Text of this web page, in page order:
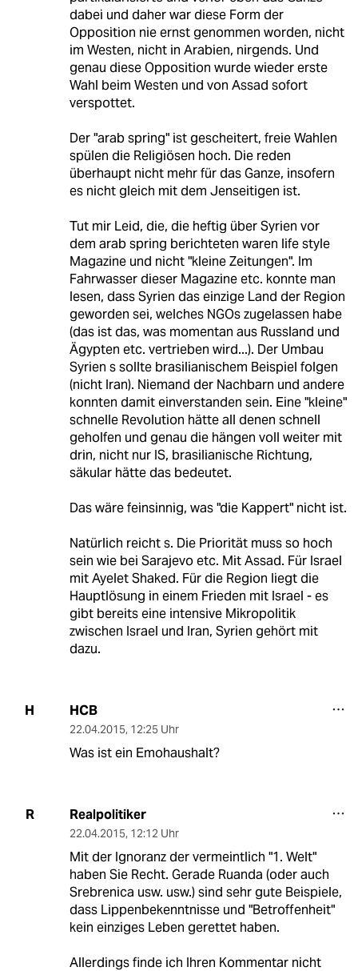
dabei und daher war diese Form der
Opposition nie ernst genommen worden, nicht
im Westen, nicht in Arabien, nirgends. Und
genau diese Opposition wurde wieder erste
Wahl beim Westen und von Assad sofort
verspottet.
Der "arab spring" ist gescheitert, freie Wahlen
spülen die Religiösen hoch. Die reden
überhaupt nicht mehr für das Ganze, insofern
es nicht gleich mit dem Jenseitigen ist.
Tut mir Leid, die, die heftig über Syrien vor
dem arab spring berichteten waren life style
Magazine und nicht "kleine Zeitungen". Im
Fahrwasser dieser Magazine etc. konnte man
lesen, dass Syrien das einzige Land der Region
geworden sei, welches NGOs zugelassen habe
(das ist das, was momentan aus Russland und
Ägypten etc. vertrieben wird...). Der Umbau
Syrien s sollte brasilianischem Beispiel folgen
(nicht Iran). Niemand der Nachbarn und andere
konnten damit einverstanden sein. Eine "kleine"
schnelle Revolution hätte all denen schnell
geholfen und genau die hängen voll weiter mit
drin, nicht nur IS, brasilianische Richtung,
säkular hätte das bedeutet.
Das wäre feinsinnig, was "die Kappert" nicht ist.
Natürlich reicht s. Die Priorität muss so hoch
sein wie bei Sarajevo etc. Mit Assad. Für Israel
mit Ayelet Shaked. Für die Region liegt die
Hauptlösung in einem Frieden mit Israel - es
gibt bereits eine intensive Mikropolitik
zwischen Israel und Iran, Syrien gehört mit
dazu.
H HCB
22.04.2015, 12:25 Uhr
Was ist ein Emohaushalt?
R Realpolitiker
22.04.2015, 12:12 Uhr
Mit der Ignoranz der vermeintlich "1. Welt"
haben Sie Recht. Gerade Ruanda (oder auch
Srebrenica usw. usw.) sind sehr gute Beispiele,
dass Lippenbekenntnisse und "Betroffenheit"
kein einziges Leben gerettet haben.
Allerdings finde ich Ihren Kommentar nicht